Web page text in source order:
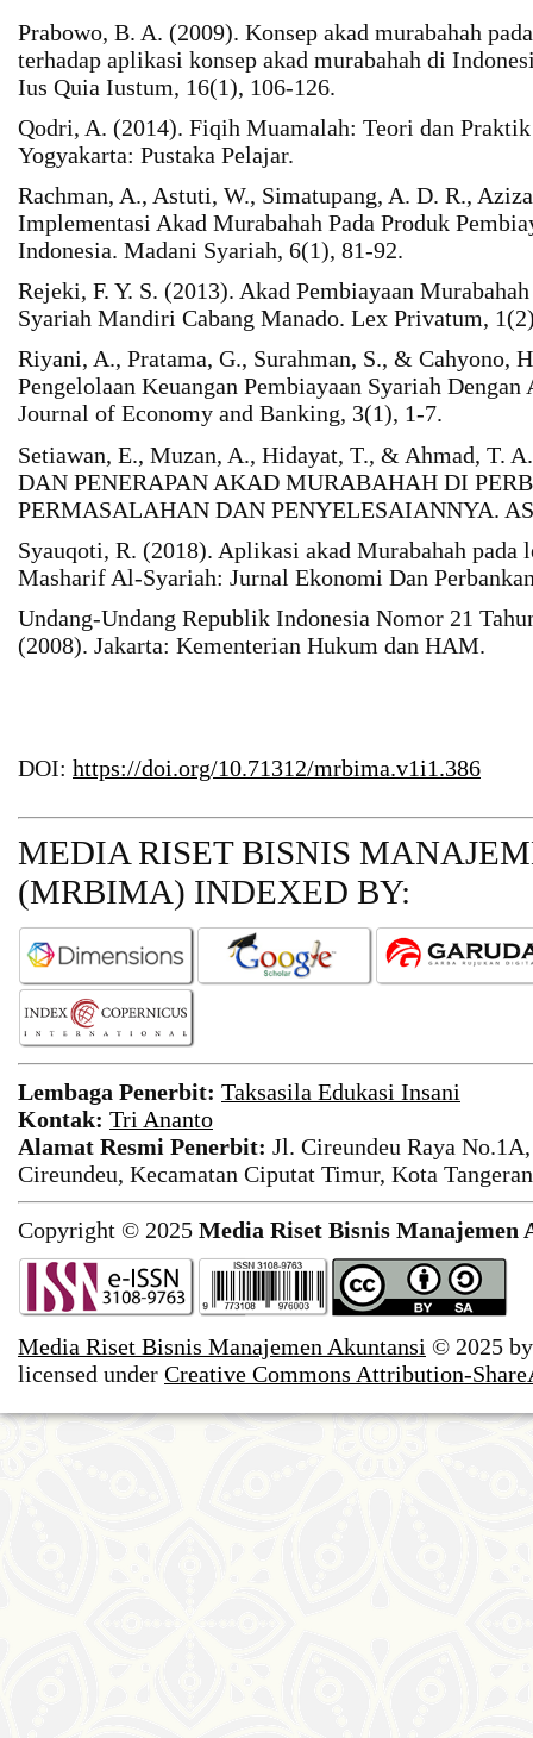
Prabowo, B. A. (2009). Konsep akad murabahah
terhadap aplikasi konsep akad murabahah di
Ius Quia Iustum, 16(1), 106-126.
Qodri, A. (2014). Fiqih Muamalah: Teori dan
Yogyakarta: Pustaka Pelajar.
Rachman, A., Astuti, W., Simatupang, A. D. R.,
Implementasi Akad Murabahah Pada Produk
Indonesia. Madani Syariah, 6(1), 81-92.
Rejeki, F. Y. S. (2013). Akad Pembiayaan
Syariah Mandiri Cabang Manado. Lex Privatum,
Riyani, A., Pratama, G., Surahman, S., & Cahyono,
Pengelolaan Keuangan Pembiayaan Syariah
Journal of Economy and Banking, 3(1), 1-7.
Setiawan, E., Muzan, A., Hidayat, T., & Ahmad, T.
DAN PENERAPAN AKAD MURABAHAH DI
PERMASALAHAN DAN PENYELESAIANNYA.
Syauqoti, R. (2018). Aplikasi akad Murabahah pada
Masharif Al-Syariah: Jurnal Ekonomi Dan
Undang-Undang Republik Indonesia Nomor 21
(2008). Jakarta: Kementerian Hukum dan HAM.
DOI: https://doi.org/10.71312/mrbima.v1i1.386
MEDIA RISET BISNIS
(MRBIMA) INDEXED BY:
Lembaga Penerbit: Taksasila Edukasi Insani
Kontak: Tri Ananto
Alamat Resmi Penerbit: Jl. Cireundeu Raya
Cireundeu, Kecamatan Ciputat Timur, Kota
Copyright © 2025 Media Riset Bisnis Manajemen
Media Riset Bisnis Manajemen Akuntansi © 2025
licensed under Creative Commons Attribution-